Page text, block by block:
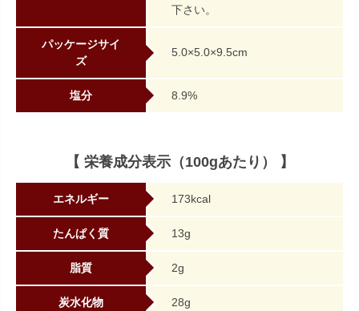
下さい。
パッケージサイ
ズ
5.0×5.0×9.5cm
塩分 8.9%
【 栄養成分表示（100gあたり） 】
エネルギー 173kcal
たんぱく質 13g
脂質 2g
炭水化物 28g